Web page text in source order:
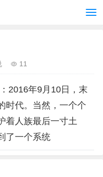
11
2016年9月10日，末
时代。当然，一个个
着人族最后一寸土
了一个系统